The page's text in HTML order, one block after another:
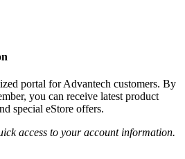
portal for Advantech customers. By
you can receive latest product
special eStore offers.
access to your account information.